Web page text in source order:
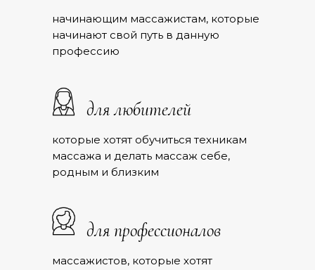
начинающим массажистам, которые
начинают свой путь в данную
профессию
для любителей
которые хотят обучиться техникам
массажа и делать массаж себе,
родным и близким
для профессионалов
массажистов, которые хотят